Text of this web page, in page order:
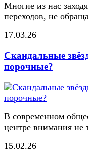
Многие из нас
переходов, не
17.03.26
Скандальные
порочные?
В современном
центре внимания не
15.02.26